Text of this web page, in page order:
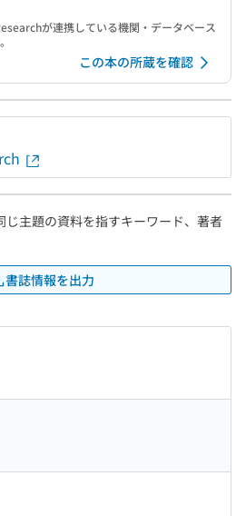
が連携している機関・データベース
この本の所蔵を確認
じ主題の資料を指すキーワード、著者
書誌情報を出力